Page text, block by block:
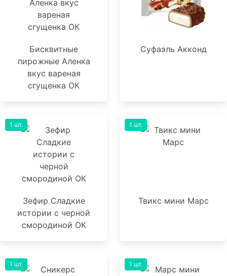
Бисквитные
пирожные Аленка
вкус вареная
сгущенка ОК
Суфаэль Акконд
Зефир Сладкие
истории с черной
смородиной ОК
1 шт.
Твикс мини Марс
1 шт.
1 шт. 1 шт.